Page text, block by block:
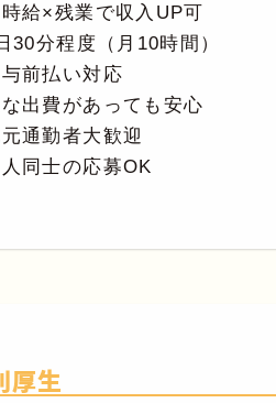
時給×残業で収入UP可
分程度（月10時間）
与前払い対応
出費があっても安心
元通勤者大歓迎
人同士の応募OK
厚生